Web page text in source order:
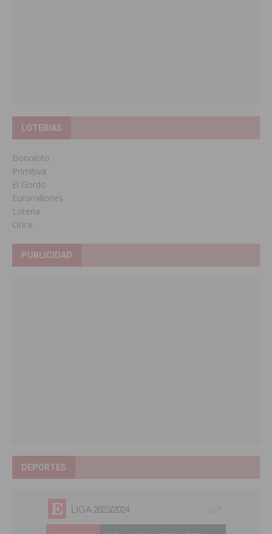
LOTERIAS
Bonoloto
Primitiva
El Gordo
Euromillones
Loteria
Once
PUBLICIDAD
DEPORTES